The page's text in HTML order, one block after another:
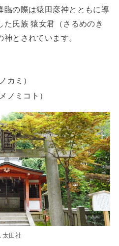
臨の際は猿田彦神とともに導
た氏族 猿女君（さるめのき
とされています。
カミ）
ノミコト）
田社